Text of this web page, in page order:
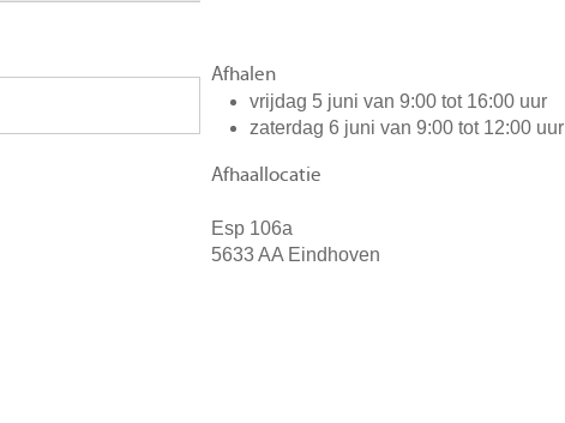
Afhalen
vrijdag 5 juni van 9:00 tot 16:00 uur
zaterdag 6 juni van 9:00 tot 12:00 uur
Afhaallocatie
Esp 106a
5633 AA Eindhoven